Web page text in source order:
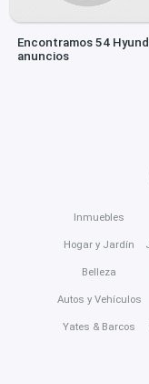
Encontramos 54
anuncios
Inmuebles
Hogar y Jardín
Belleza
Autos y Vehículos
Yates & Barcos